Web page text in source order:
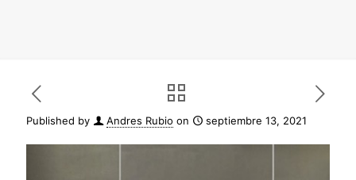
Published by Andres Rubio on septiembre 13, 2021